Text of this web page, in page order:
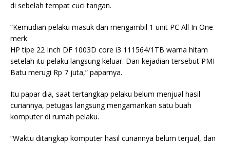
di sebelah tempat cuci tangan.
“Kemudian pelaku masuk dan mengambil 1 unit PC All In One
merk
HP tipe 22 Inch DF 1003D core i3 111564/1TB warna hitam
setelah itu pelaku langsung keluar. Dari kejadian tersebut PMI
Batu merugi Rp 7 juta,” paparnya.
Itu papar dia, saat tertangkap pelaku belum menjual hasil
curiannya, petugas langsung mengamankan satu buah
komputer di rumah pelaku.
“Waktu ditangkap komputer hasil curiannya belum terjual, dan